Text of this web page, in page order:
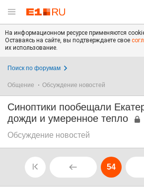
На информационном ресурсе применяются
Оставаясь на сайте, вы подтверждаете свое
их использование.
Поиск по форумам
Общение Обсуждение новостей
Синоптики пообещали
дожди и умеренное тепло
Обсуждение новостей
54